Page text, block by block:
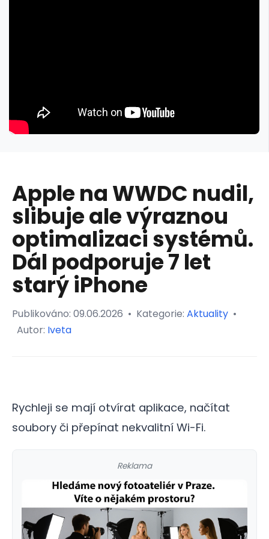
Apple na WWDC nudil,
slibuje ale výraznou
optimalizaci systémů.
Dál podporuje 7 let
starý iPhone
Publikováno: 09.06.2026 • Kategorie: Aktuality •
Autor: Iveta
Rychleji se mají otvírat aplikace, načítat
soubory či přepínat nekvalitní Wi-Fi.
Reklama